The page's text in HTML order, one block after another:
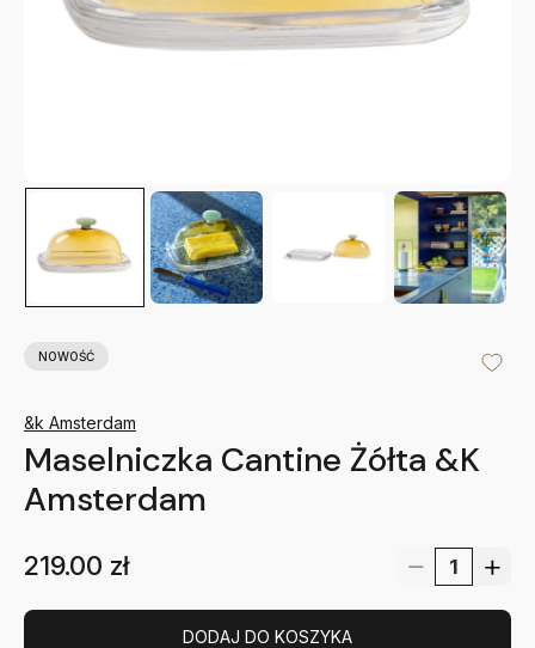
NOWOŚĆ
&k Amsterdam
Maselniczka Cantine Żółta &K
Amsterdam
219.00 zł
DODAJ DO KOSZYKA